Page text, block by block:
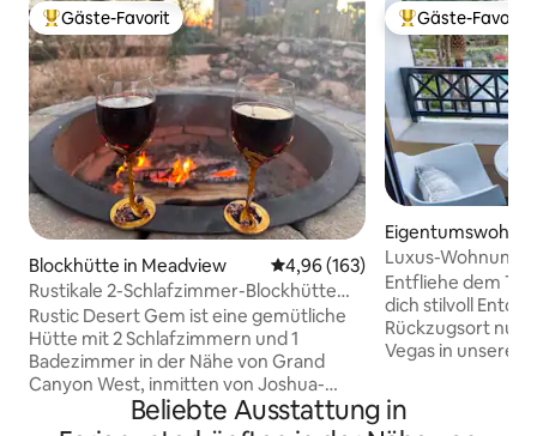
Beliebter Gäste-Favorit.
Gäste-Favorit
Blockhütte in Meadview Durchschnittliche Bewertung:
4,96 (163)
Rustikale 2-Schlafzimmer-Blockhütte
mit Blick auf den Grand Canyon
Rustic Desert Gem ist eine gemütliche
Hütte mit 2 Schlafzimmern und 1
Badezimmer in der Nähe von Grand
Canyon West, inmitten von Joshua-
Bäumen mit weitem Blick auf die Wüste,
ruhiger Umgebung, farbenfrohen
Beliebter Gäste-
Gäste-Favorit
erson
Luxus-Wohnung
Aussicht auf den
Entfliehe dem
dich stilvoll Entdecke deinen ruhigen
Rückzugsort nur
Vegas in unserer
mit luxuriösen
Oberflächen
Beliebte Ausstattung in